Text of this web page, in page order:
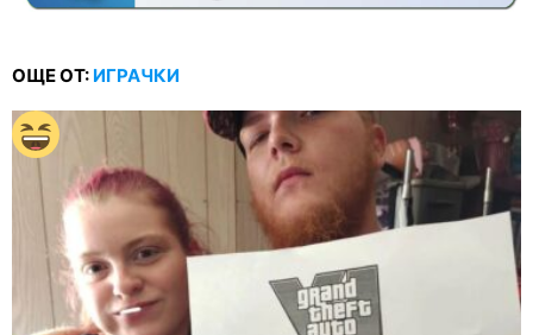
ОЩЕ ОТ: ИГРАЧКИ